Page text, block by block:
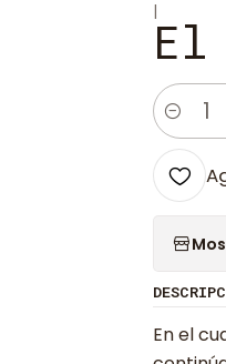
|
El
Cantidad
En el